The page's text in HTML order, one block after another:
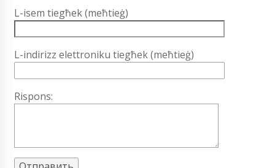
L-isem tiegħek (meħtieġ)
L-indirizz elettroniku tiegħek (meħtieġ)
Rispons: